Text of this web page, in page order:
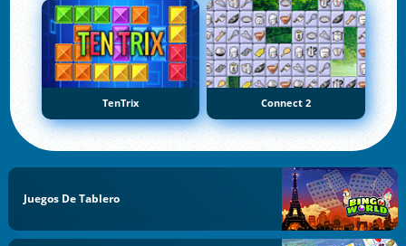
TenTrix Connect 2
Juegos De Tablero